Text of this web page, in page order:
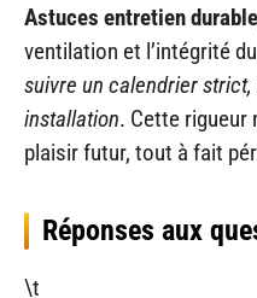
Astuces entretien
ventilation et l’intégrité
suivre un calendrier
installation. Cette rigueur
plaisir futur, tout à fait
Réponses aux
\t